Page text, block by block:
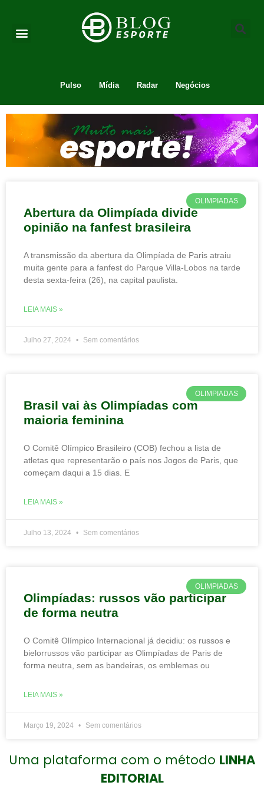
Pulso Mídia Radar Negócios
OLIMPIADAS
Abertura da Olimpíada divide
opinião na fanfest brasileira
A transmissão da abertura da Olimpíada de Paris atraiu
muita gente para a fanfest do Parque Villa-Lobos na tarde
desta sexta-feira (26), na capital paulista.
LEIA MAIS »
Julho 27, 2024 Sem comentários
OLIMPIADAS
Brasil vai às Olimpíadas com
maioria feminina
O Comitê Olímpico Brasileiro (COB) fechou a lista de
atletas que representarão o país nos Jogos de Paris, que
começam daqui a 15 dias. E
LEIA MAIS »
Julho 13, 2024 Sem comentários
OLIMPIADAS
Olimpíadas: russos vão participar
de forma neutra
O Comitê Olímpico Internacional já decidiu: os russos e
bielorrussos vão participar as Olimpíadas de Paris de
forma neutra, sem as bandeiras, os emblemas ou
LEIA MAIS »
Março 19, 2024 Sem comentários
Uma plataforma com o método LINHA
EDITORIAL